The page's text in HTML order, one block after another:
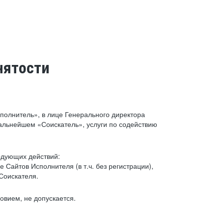
в лице Генерального директора
«Соискатель», услуги по содействию
действий:
Исполнителя (в т.ч. без регистрации),
не допускается.